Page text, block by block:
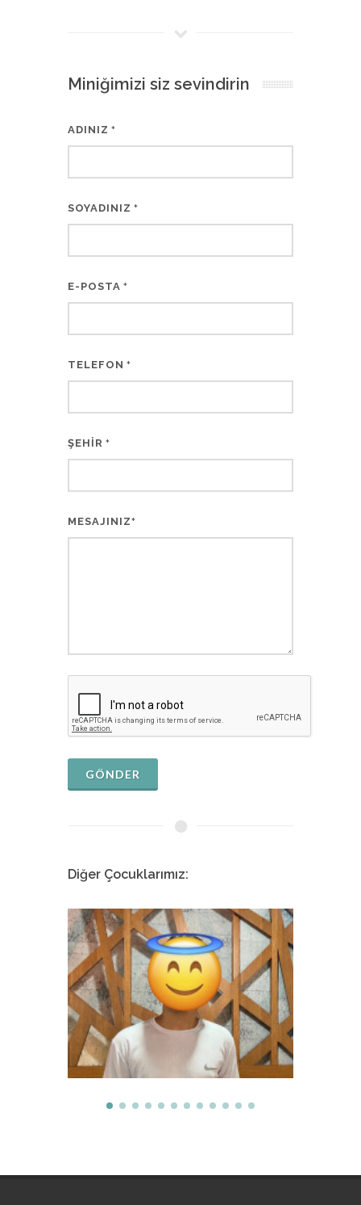
Miniğimizi siz sevindirin
ADINIZ *
SOYADINIZ *
E-POSTA *
TELEFON *
ŞEHİR *
MESAJINIZ*
GÖNDER
Diğer Çocuklarımız:
Melis
İstanbul Tıp Fakültesi